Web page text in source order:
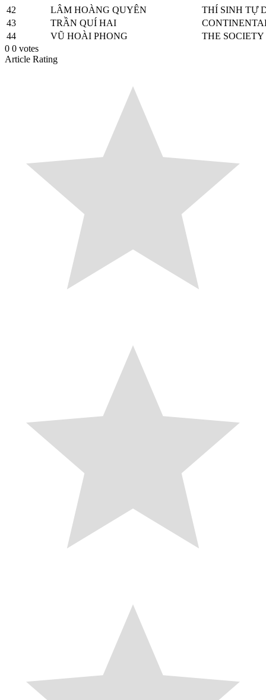
42
LÂM HOÀNG QUYÊN
THÍ SINH TỰ
43
TRẦN QUÍ HAI
44
VŨ HOÀI PHONG
THE SOCIETY
0 0 votes
Article Rating